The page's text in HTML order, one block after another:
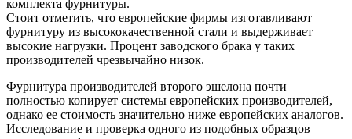
комплекта фурнитуры.
Стоит отметить, что европейские фирмы изготавливают
фурнитуру из высококачественной стали и выдерживает
высокие нагрузки. Процент заводского брака у таких
производителей чрезвычайно низок.
Фурнитура производителей второго эшелона почти
полностью копирует системы европейских производителей,
однако ее стоимость значительно ниже европейских аналогов.
Исследование и проверка одного из подобных образцов